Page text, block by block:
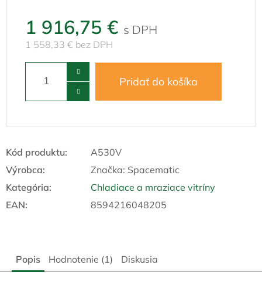
1 916,75 €
1 558,33 € bez DPH
Pridať do košíka
Kód produktu:
A530V
Výrobca:
Značka: Spacematic
Kategória:
Chladiace a mraziace vitríny
EAN: 8594216048205
Popis Hodnotenie (1) Diskusia